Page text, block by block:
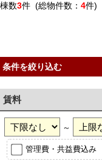
棟数3件 (総物件数： 4件)
条件を絞り込む
賃料
～
管理費・共益費込み